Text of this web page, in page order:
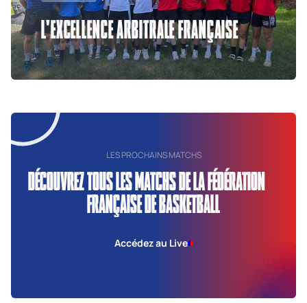
L'EXCELLENCE ARBITRALE FRANÇAISE
LES PROCHAINS MATCHS
DÉCOUVREZ TOUS LES MATCHS DE LA FÉDÉRATION
FRANÇAISE DE BASKETBALL
Accédez au Live